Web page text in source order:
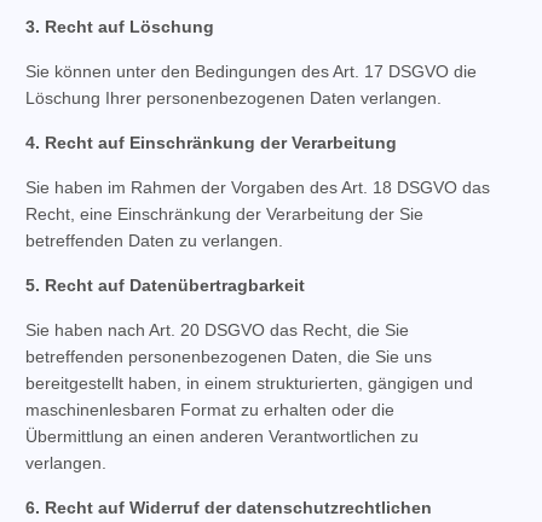
3. Recht auf Löschung
Sie können unter den Bedingungen des Art. 17 DSGVO die
Löschung Ihrer personenbezogenen Daten verlangen.
4. Recht auf Einschränkung der Verarbeitung
Sie haben im Rahmen der Vorgaben des Art. 18 DSGVO das
Recht, eine Einschränkung der Verarbeitung der Sie
betreffenden Daten zu verlangen.
5. Recht auf Datenübertragbarkeit
Sie haben nach Art. 20 DSGVO das Recht, die Sie
betreffenden personenbezogenen Daten, die Sie uns
bereitgestellt haben, in einem strukturierten, gängigen und
maschinenlesbaren Format zu erhalten oder die
Übermittlung an einen anderen Verantwortlichen zu
verlangen.
6. Recht auf Widerruf der datenschutzrechtlichen